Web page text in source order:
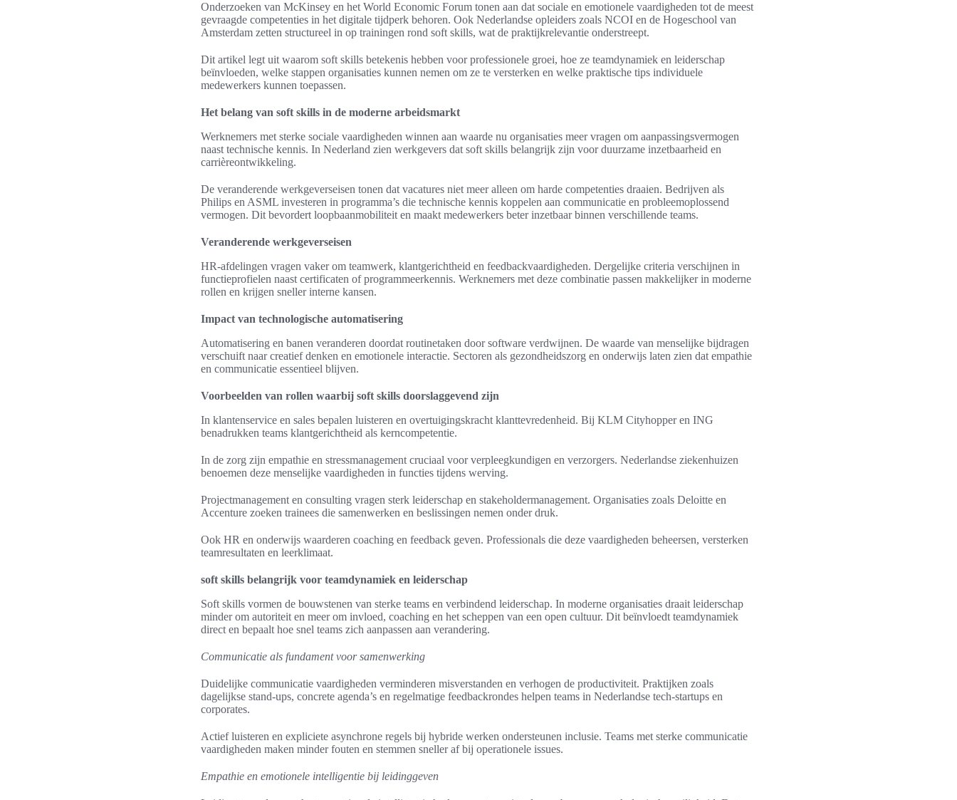
Onderzoeken van McKinsey en het World Economic Forum tonen aan dat sociale en emotionele vaardigheden tot de meest
gevraagde competenties in het digitale tijdperk behoren. Ook Nederlandse opleiders zoals NCOI en de Hogeschool van
Amsterdam zetten structureel in op trainingen rond soft skills, wat de praktijkrelevantie onderstreept.
Dit artikel legt uit waarom soft skills betekenis hebben voor professionele groei, hoe ze teamdynamiek en leiderschap
beïnvloeden, welke stappen organisaties kunnen nemen om ze te versterken en welke praktische tips individuele
medewerkers kunnen toepassen.
Het belang van soft skills in de moderne arbeidsmarkt
Werknemers met sterke sociale vaardigheden winnen aan waarde nu organisaties meer vragen om aanpassingsvermogen
naast technische kennis. In Nederland zien werkgevers dat soft skills belangrijk zijn voor duurzame inzetbaarheid en
carrièreontwikkeling.
De veranderende werkgeverseisen tonen dat vacatures niet meer alleen om harde competenties draaien. Bedrijven als
Philips en ASML investeren in programma’s die technische kennis koppelen aan communicatie en probleemoplossend
vermogen. Dit bevordert loopbaanmobiliteit en maakt medewerkers beter inzetbaar binnen verschillende teams.
Veranderende werkgeverseisen
HR-afdelingen vragen vaker om teamwerk, klantgerichtheid en feedbackvaardigheden. Dergelijke criteria verschijnen in
functieprofielen naast certificaten of programmeerkennis. Werknemers met deze combinatie passen makkelijker in moderne
rollen en krijgen sneller interne kansen.
Impact van technologische automatisering
Automatisering en banen veranderen doordat routinetaken door software verdwijnen. De waarde van menselijke bijdragen
verschuift naar creatief denken en emotionele interactie. Sectoren als gezondheidszorg en onderwijs laten zien dat empathie
en communicatie essentieel blijven.
Voorbeelden van rollen waarbij soft skills doorslaggevend zijn
In klantenservice en sales bepalen luisteren en overtuigingskracht klanttevredenheid. Bij KLM Cityhopper en ING
benadrukken teams klantgerichtheid als kerncompetentie.
In de zorg zijn empathie en stressmanagement cruciaal voor verpleegkundigen en verzorgers. Nederlandse ziekenhuizen
benoemen deze menselijke vaardigheden in functies tijdens werving.
Projectmanagement en consulting vragen sterk leiderschap en stakeholdermanagement. Organisaties zoals Deloitte en
Accenture zoeken trainees die samenwerken en beslissingen nemen onder druk.
Ook HR en onderwijs waarderen coaching en feedback geven. Professionals die deze vaardigheden beheersen, versterken
teamresultaten en leerklimaat.
soft skills belangrijk voor teamdynamiek en leiderschap
Soft skills vormen de bouwstenen van sterke teams en verbindend leiderschap. In moderne organisaties draait leiderschap
minder om autoriteit en meer om invloed, coaching en het scheppen van een open cultuur. Dit beïnvloedt teamdynamiek
direct en bepaalt hoe snel teams zich aanpassen aan verandering.
Communicatie als fundament voor samenwerking
Duidelijke communicatie vaardigheden verminderen misverstanden en verhogen de productiviteit. Praktijken zoals
dagelijkse stand-ups, concrete agenda’s en regelmatige feedbackrondes helpen teams in Nederlandse tech-startups en
corporates.
Actief luisteren en expliciete asynchrone regels bij hybride werken ondersteunen inclusie. Teams met sterke communicatie
vaardigheden maken minder fouten en stemmen sneller af bij operationele issues.
Empathie en emotionele intelligentie bij leidinggeven